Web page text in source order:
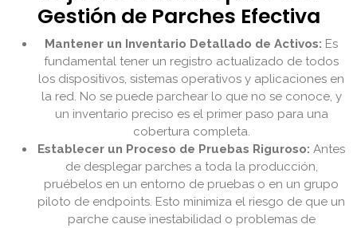
Gestión de Parches Efectiva
Mantener un Inventario Detallado de Activos: Es
fundamental tener un registro actualizado de todos
los dispositivos, sistemas operativos y aplicaciones en
la red. No se puede parchear lo que no se conoce, y
un inventario preciso es el primer paso para una
cobertura completa.
Establecer un Proceso de Pruebas Riguroso: Antes
de desplegar parches a toda la producción,
pruébelos en un entorno de pruebas o en un grupo
piloto de endpoints. Esto minimiza el riesgo de que un
parche cause inestabilidad o problemas de